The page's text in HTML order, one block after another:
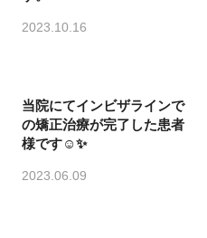
2023.10.16
当院にてインビザラインで
の矯正治療が完了した患者
様です☺️✨
2023.06.09